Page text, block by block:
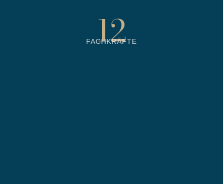
12
FACHKRÄFTE